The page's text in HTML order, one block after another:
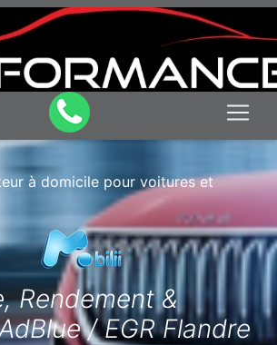
& Reprogrammation
en Belgique à
à domicile pour voitures et
Rendement &
/ EGR Flandre